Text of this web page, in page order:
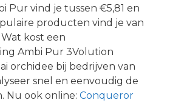
Pur vind je tussen €5,81 en
producten vind je van
kost een
Ambi Pur 3Volution
orchidee bij bedrijven van
snel en eenvoudig de
Nu ook online: Conqueror